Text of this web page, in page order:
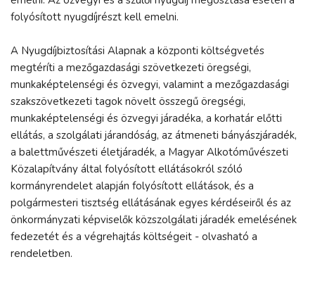
folyósított nyugdíjrészt kell emelni.
A Nyugdíjbiztosítási Alapnak a központi költségvetés
megtéríti a mezőgazdasági szövetkezeti öregségi,
munkaképtelenségi és özvegyi, valamint a mezőgazdasági
szakszövetkezeti tagok növelt összegű öregségi,
munkaképtelenségi és özvegyi járadéka, a korhatár előtti
ellátás, a szolgálati járandóság, az átmeneti bányászjáradék,
a balettművészeti életjáradék, a Magyar Alkotóművészeti
Közalapítvány által folyósított ellátásokról szóló
kormányrendelet alapján folyósított ellátások, és a
polgármesteri tisztség ellátásának egyes kérdéseiről és az
önkormányzati képviselők közszolgálati járadék emelésének
fedezetét és a végrehajtás költségeit - olvasható a
rendeletben.